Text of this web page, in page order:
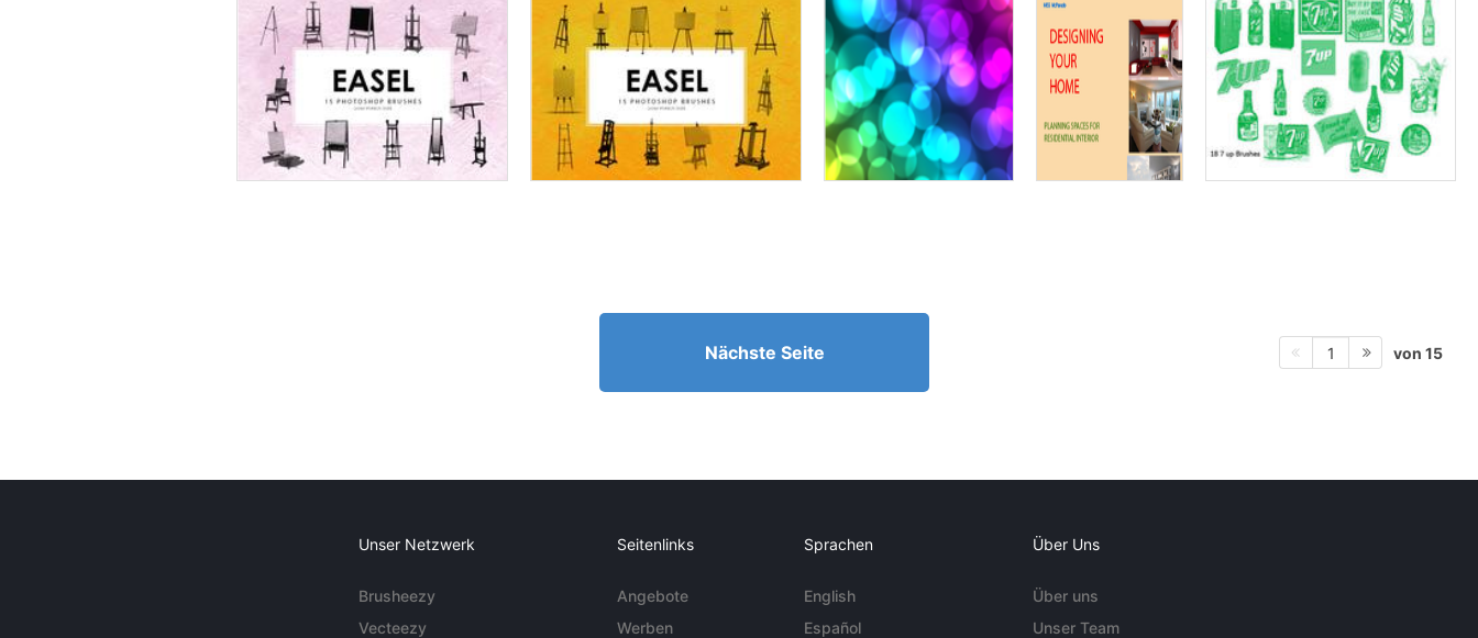
Nächste Seite 1 von 15
Unser Netzwerk
Brusheezy
Vecteezy
Seitenlinks
Angebote
Werben
Sprachen
English
Español
Über Uns
Über uns
Unser Team